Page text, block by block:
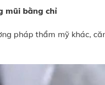
mũi bằng chỉ
pháp thẩm mỹ khác,